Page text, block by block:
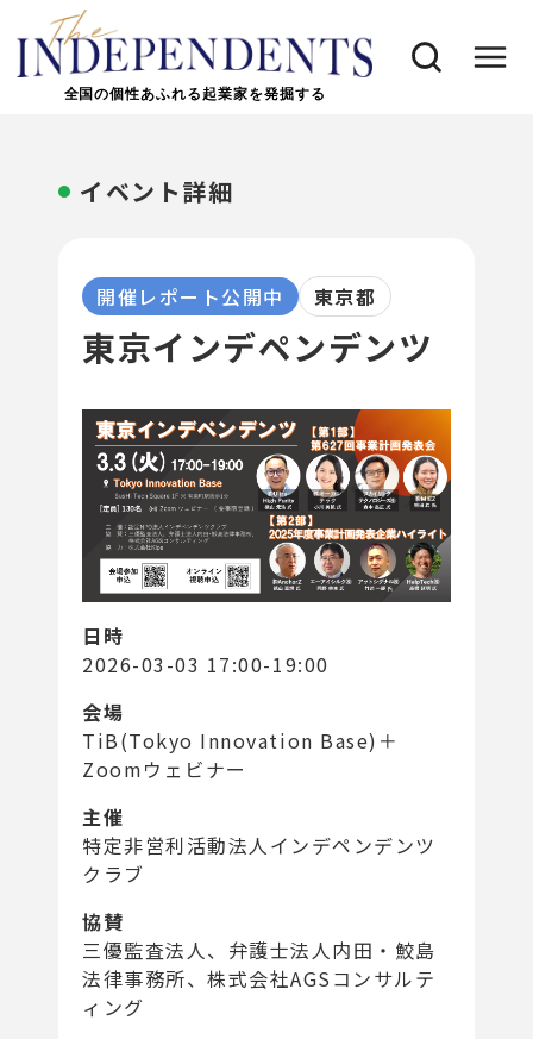
全国の個性あふれる起業家を発掘する
イベント詳細
開催レポート公開中 東京都
東京インデペンデンツ
日時
2026-03-03 17:00-19:00
会場
TiB(Tokyo Innovation Base)＋
Zoomウェビナー
主催
特定非営利活動法人インデペンデンツ
クラブ
協賛
三優監査法人、弁護士法人内田・鮫島
法律事務所、株式会社AGSコンサルテ
ィング